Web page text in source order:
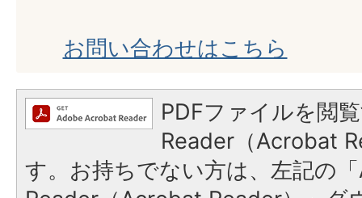
お問い合わせはこちら
PDFファイルを閲
Reader（Acrobat
す。お持ちでない方は、左記の